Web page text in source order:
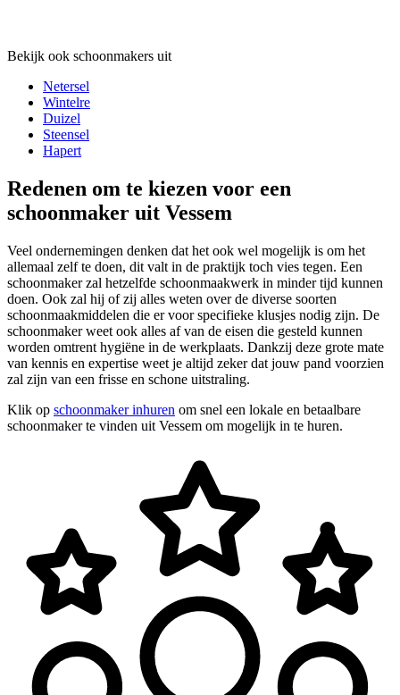
Bekijk ook schoonmakers uit
Netersel
Wintelre
Duizel
Steensel
Hapert
Redenen om te kiezen voor een
schoonmaker uit Vessem
Veel ondernemingen denken dat het ook wel mogelijk is om het
allemaal zelf te doen, dit valt in de praktijk toch vies tegen. Een
schoonmaker zal hetzelfde schoonmaakwerk in minder tijd kunnen
doen. Ook zal hij of zij alles weten over de diverse soorten
schoonmaakmiddelen die er voor specifieke klusjes nodig zijn. De
schoonmaker weet ook alles af van de eisen die gesteld kunnen
worden omtrent hygiëne in de werkplaats. Dankzij deze grote mate
van kennis en expertise weet je altijd zeker dat jouw pand voorzien
zal zijn van een frisse en schone uitstraling.
Klik op schoonmaker inhuren om snel een lokale en betaalbare
schoonmaker te vinden uit Vessem om mogelijk in te huren.